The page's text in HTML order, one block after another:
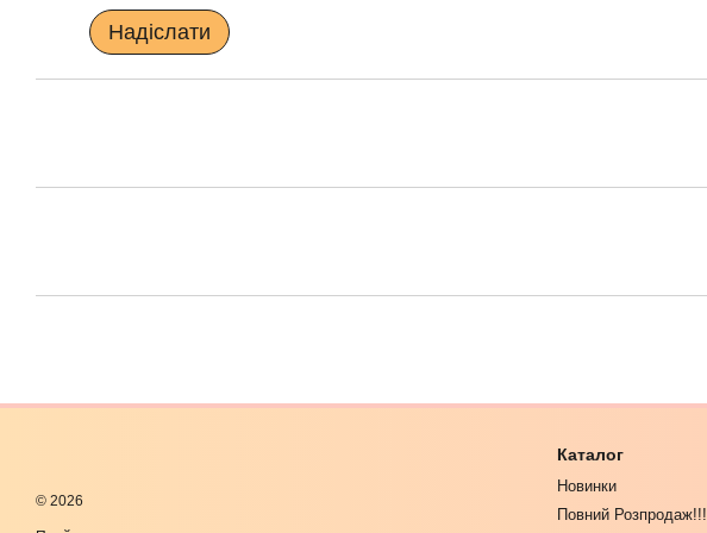
Надіслати
© 2026
Каталог
Новинки
Повний Розпродаж!!!